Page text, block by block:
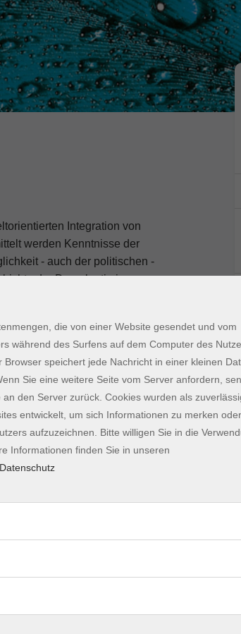
Integration von
werden Kenntnisse der
- auch der politischen -
der Demokratie in
Deutschland" (LiD) statt.
nach den Richtlinien des
Der Unterricht an Feiertagen wird
(Zahlung in 2 Raten möglich)
Bitte kommen Sie während
bis 12 Uhr sowie Donnerstag von
Gesellschaft und Arbeitsmarkt,
die von einer Website gesendet und vom
während des Surfens auf dem Computer des
speichert jede Nachricht in einer kleinen
Sie eine weitere Seite vom Server anfordern,
den Server zurück. Cookies wurden als
entwickelt, um sich Informationen zu merken
aufzuzeichnen. Bitte willigen Sie in die
Informationen finden Sie in unseren
Datenschutz